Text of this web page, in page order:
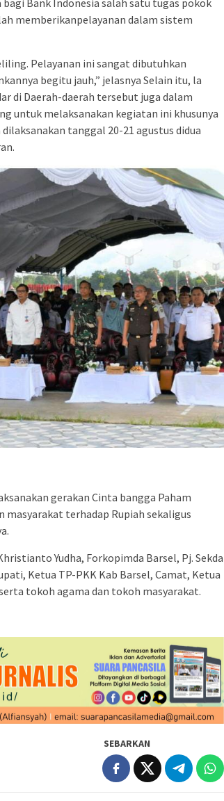
Bank Indonesia salah satu tugas pokok
memberikanpelayanan dalam sistem
Pelayanan ini sangat dibutuhkan
begitu jauh,” jelasnya Selain itu, la
di Daerah-daerah tersebut juga dalam
untuk melaksanakan kegiatan ini khusunya
tanggal 20-21 agustus didua
gerakan Cinta bangga Paham
masyarakat terhadap Rupiah sekaligus
Yudha, Forkopimda Barsel, Pj. Sekda
Ketua TP-PKK Kab Barsel, Camat, Ketua
tokoh agama dan tokoh masyarakat.
SEBARKAN